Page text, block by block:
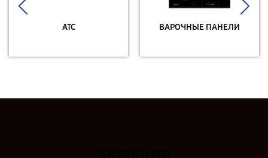
АТС ВАРОЧНЫЕ ПАНЕЛИ